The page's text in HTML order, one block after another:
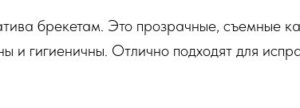
брекетам. Это прозрачные, съемные
гигиеничны. Отлично подходят для